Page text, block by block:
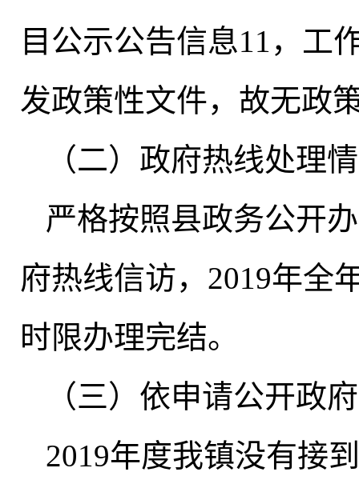
目公示公告信息11 ， 工
发政策性文件， 故无政
（二）政府热线处理
严格按照县政务公开
府热线信访， 2019年全
时限办理完结。
（三）依申请公开政
2019年度我镇没有接